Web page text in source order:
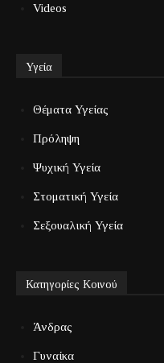
Videos
Υγεία
Θέματα Υγείας
Πρόληψη
Ψυχική Υγεία
Στοματική Υγεία
Σεξουαλική Υγεία
Κατηγορίες Κοινού
Άνδρας
Γυναίκα